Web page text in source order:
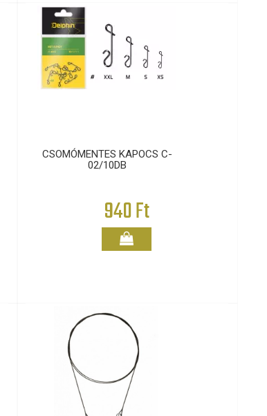
CSOMÓMENTES KAPOCS C-
02/10DB
940 Ft